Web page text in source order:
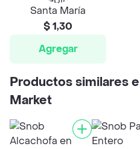
Santa María
$ 1,30
Agregar
Productos similares
Market